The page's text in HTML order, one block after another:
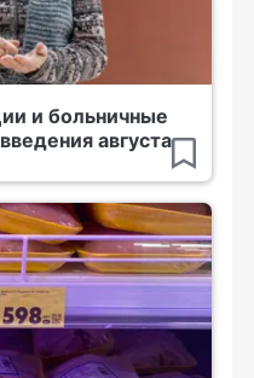
и больничные
августа